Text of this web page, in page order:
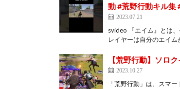
動 #荒野行動キル
2023.07.21
svideo 『エイム』とは
レイヤーは自分のエイ
【荒野行動】ソロ
2023.10.27
「荒野行動」は、スマ